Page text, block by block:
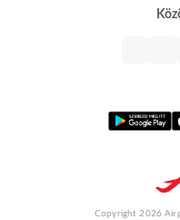
Copyright 2026